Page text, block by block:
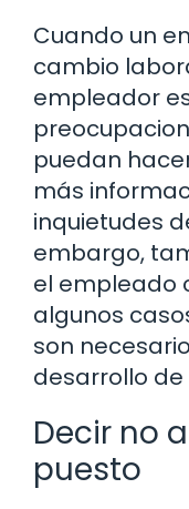
Cuando un
cambio
empleador
puedan
más
inquietudes
embargo,
el empleado
algunos
son
desarrollo
Decir no
puesto